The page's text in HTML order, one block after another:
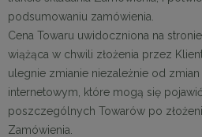
podsumowaniu zamówienia.
Cena Towaru uwidoczniona na
wiążąca w chwili złożenia przez
ulegnie zmianie niezależnie od
internetowym, które mogą się
poszczególnych Towarów po
Zamówienia.